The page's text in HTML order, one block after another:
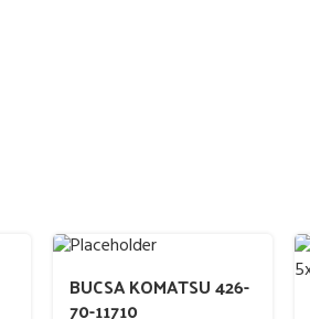
BUCSA KOMATSU 426-
70-11710